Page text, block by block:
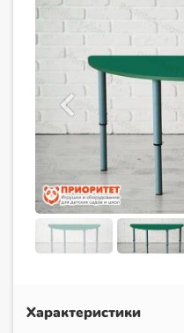
Характеристики